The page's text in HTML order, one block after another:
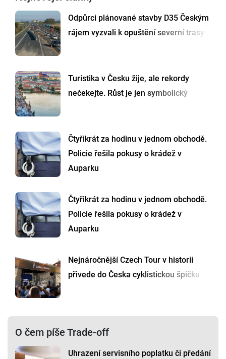
Odpůrci plánované stavby D35 Českým
rájem vyzvali k opuštění severní trasy
Turistika v Česku žije, ale rekordy
nečekejte. Růst je jen symbolický
Čtyřikrát za hodinu v jednom obchodě.
Policie řešila pokusy o krádež v
Auparku
Čtyřikrát za hodinu v jednom obchodě.
Policie řešila pokusy o krádež v
Auparku
Nejnáročnější Czech Tour v historii
přivede do Česka cyklistickou špičku
O čem píše Trade-off
Uhrazení servisního poplatku či předání